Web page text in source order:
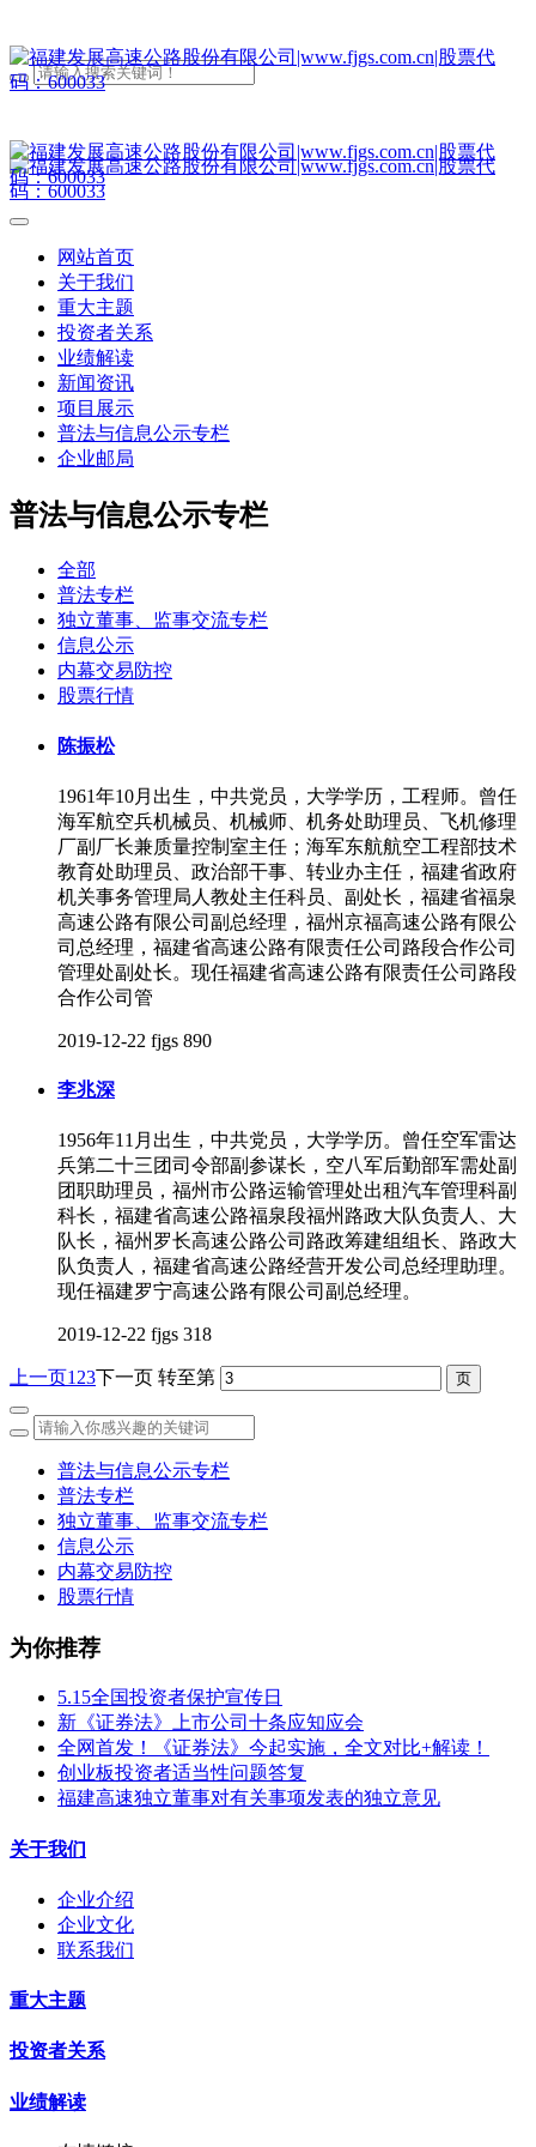
网站首页
关于我们
重大主题
投资者关系
业绩解读
新闻资讯
项目展示
普法与信息公示专栏
企业邮局
普法与信息公示专栏
全部
普法专栏
独立董事、监事交流专栏
信息公示
内幕交易防控
股票行情
陈振松
1961年10月出生，中共党员，大学学历，工程师。曾任
海军航空兵机械员、机械师、机务处助理员、飞机修理
厂副厂长兼质量控制室主任；海军东航航空工程部技术
教育处助理员、政治部干事、转业办主任，福建省政府
机关事务管理局人教处主任科员、副处长，福建省福泉
高速公路有限公司副总经理，福州京福高速公路有限公
司总经理，福建省高速公路有限责任公司路段合作公司
管理处副处长。现任福建省高速公路有限责任公司路段
合作公司管
2019-12-22 fjgs 890
李兆深
1956年11月出生，中共党员，大学学历。曾任空军雷达
兵第二十三团司令部副参谋长，空八军后勤部军需处副
团职助理员，福州市公路运输管理处出租汽车管理科副
科长，福建省高速公路福泉段福州路政大队负责人、大
队长，福州罗长高速公路公司路政筹建组组长、路政大
队负责人，福建省高速公路经营开发公司总经理助理。
现任福建罗宁高速公路有限公司副总经理。
2019-12-22 fjgs 318
上一页1 23下一页 转至第
普法与信息公示专栏
普法专栏
独立董事、监事交流专栏
信息公示
内幕交易防控
股票行情
为你推荐
5.15全国投资者保护宣传日
新《证券法》上市公司十条应知应会
全网首发！《证券法》今起实施，全文对比+解读！
创业板投资者适当性问题答复
福建高速独立董事对有关事项发表的独立意见
关于我们
企业介绍
企业文化
联系我们
重大主题
投资者关系
业绩解读